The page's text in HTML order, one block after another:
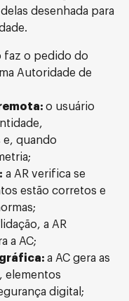
desenhada para
faz o pedido do
Autoridade de
o usuário
quando
a AR verifica se
estão corretos e
a AR
a AC;
a AC gera as
elementos
digital;